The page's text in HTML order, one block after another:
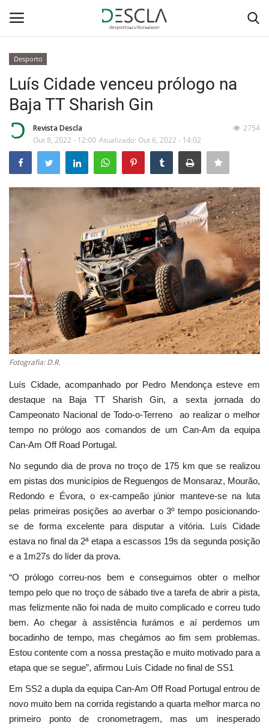
Home
...by Descla
Desporto
Contactos
Sobre Nós
Educação
Estatuto Editorial
Saúde
Ficha técnica
Cultura
Lazer
Ambiente
Desporto
Luís Cidade venceu prólogo na
Baja TT Sharish Gin
Revista Descla
Out 8, 2022 - 12:00 Atualizado: Out 6, 2022 - 14:02
2754
Fotografia: D.R.
Luís Cidade, acompanhado por Pedro Mendonça esteve em
destaque na Baja TT Sharish Gin, a sexta jornada do
Campeonato Nacional de Todo-o-Terreno ao realizar o melhor
tempo no prólogo aos comandos de um Can-Am da equipa
Can-Am Off Road Portugal.
No segundo dia de prova no troço de 175 km que se realizou
em pistas dos municípios de Reguengos de Monsaraz, Mourão,
Redondo e Évora, o ex-campeão júnior manteve-se na luta
pelas primeiras posições ao averbar o 3º tempo posicionando-
se de forma excelente para disputar a vitória. Luís Cidade
estava no final da 2ª etapa a escassos 19s da segunda posição
e a 1m27s do líder da prova.
“O prólogo correu-nos bem e conseguimos obter o melhor
tempo pelo que no troço de sábado tive a tarefa de abrir a pista,
mas felizmente não foi nada de muito complicado e correu tudo
bem. Ao chegar à assistência furámos e aí perdemos um
bocadinho de tempo, mas chegámos ao fim sem problemas.
Estou contente com a nossa prestação e muito motivado para a
etapa que se segue”, afirmou Luís Cidade no final de SS1
Em SS2 a dupla da equipa Can-Am Off Road Portugal entrou de
novo muito bem na corrida registando a quarta melhor marca no
primeiro ponto de cronometragem, mas um inesperado